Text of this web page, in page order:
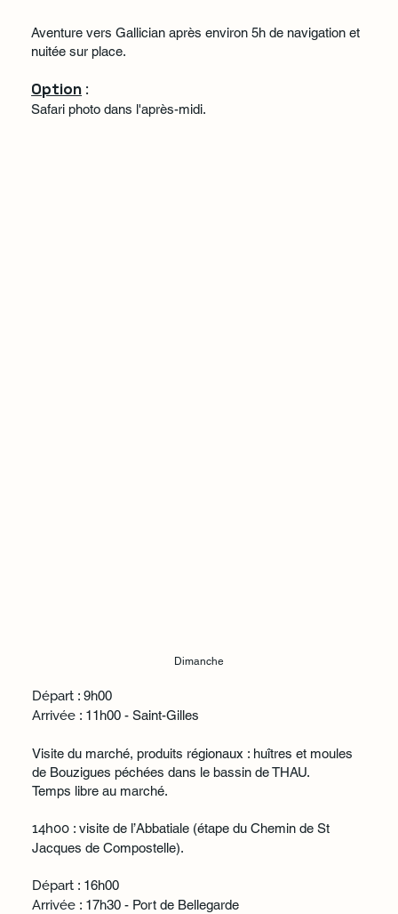
Aventure vers Gallician après environ 5h de navigation et
nuitée sur place.
Option :
Safari photo dans l'après-midi.
Dimanche
Départ: 9h00
Arrivée: 11h00 - Saint-Gilles
Visite du marché, produits régionaux : huîtres et moules
de Bouzigues péchées dans le bassin de THAU.
Temps libre au marché.
14h00: visite de l’Abbatiale (étape du Chemin de St
Jacques de Compostelle).
Départ: 16h00
Arrivée: 17h30 - Port de Bellegarde